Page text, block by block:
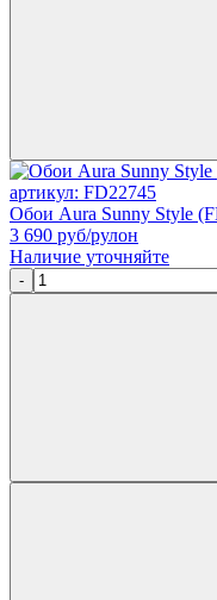
артикул: FD22745
Обои Aura Sunny Style
3 690 руб/рулон
Наличие уточняйте
-